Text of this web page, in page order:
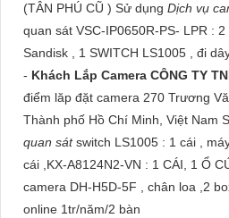
(TÂN PHÚ CŨ ) Sử dụng Dịch vụ
quan sát VSC-IP0650R-PS- LPR :
Sandisk , 1 SWITCH LS1005 , đi
- Khách Lắp Camera CÔNG TY
điểm lăp đặt camera 270 Trương
Thành phố Hồ Chí Minh, Việt Nam
quan sátswitch LS1005 : 1 cái ,
cái ,KX-A8124N2-VN : 1 CÁI, 1 Ổ
camera DH-H5D-5F , chân loa ,2
online 1tr/năm/2 bàn